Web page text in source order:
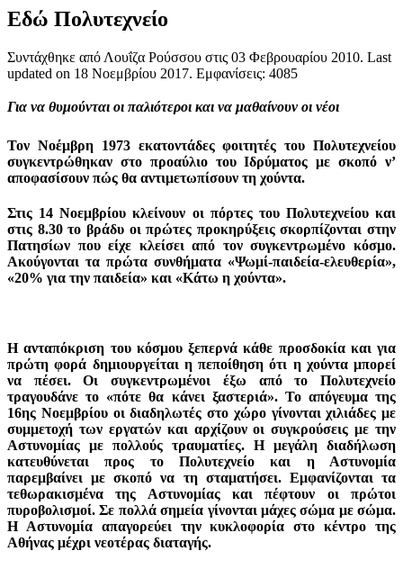
Εδώ Πολυτεχνείο
Συντάχθηκε από Λουΐζα Ρούσσου στις 03 Φεβρουαρίου 2010. Last
updated on 18 Νοεμβρίου 2017. Εμφανίσεις: 4085
Για να θυμούνται οι παλιότεροι και να μαθαίνουν οι νέοι
Τον Νοέμβρη 1973 εκατοντάδες φοιτητές του Πολυτεχνείου
συγκεντρώθηκαν στο προαύλιο του Ιδρύματος με σκοπό ν’
αποφασίσουν πώς θα αντιμετωπίσουν τη χούντα.
Στις 14 Νοεμβρίου κλείνουν οι πόρτες του Πολυτεχνείου και
στις 8.30 το βράδυ οι πρώτες προκηρύξεις σκορπίζονται στην
Πατησίων που είχε κλείσει από τον συγκεντρωμένο κόσμο.
Ακούγονται τα πρώτα συνθήματα «Ψωμί-παιδεία-ελευθερία»,
«20% για την παιδεία» και «Κάτω η χούντα».
Η ανταπόκριση του κόσμου ξεπερνά κάθε προσδοκία και για
πρώτη φορά δημιουργείται η πεποίθηση ότι η χούντα μπορεί
να πέσει. Οι συγκεντρωμένοι έξω από το Πολυτεχνείο
τραγουδάνε το «πότε θα κάνει ξαστεριά». Το απόγευμα της
16ης Νοεμβρίου οι διαδηλωτές στο χώρο γίνονται χιλιάδες με
συμμετοχή των εργατών και αρχίζουν οι συγκρούσεις με την
Αστυνομίας με πολλούς τραυματίες. Η μεγάλη διαδήλωση
κατευθύνεται προς το Πολυτεχνείο και η Αστυνομία
παρεμβαίνει με σκοπό να τη σταματήσει. Εμφανίζονται τα
τεθωρακισμένα της Αστυνομίας και πέφτουν οι πρώτοι
πυροβολισμοί. Σε πολλά σημεία γίνονται μάχες σώμα με σώμα.
Η Αστυνομία απαγορεύει την κυκλοφορία στο κέντρο της
Αθήνας μέχρι νεοτέρας διαταγής.